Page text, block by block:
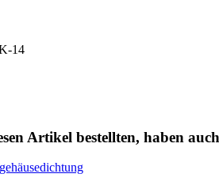
14
Artikel bestellten, haben